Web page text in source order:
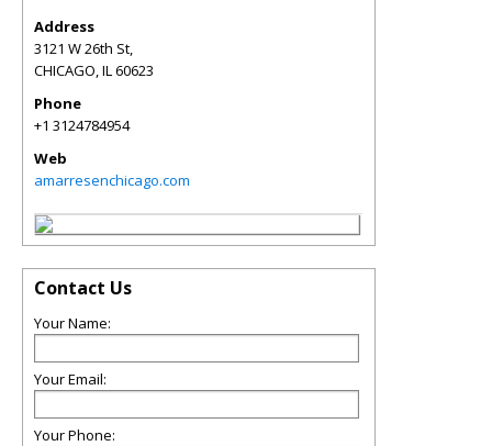
Address
3121 W 26th St,
CHICAGO IL 60623
Phone
+1 3124784954
Web
amarresenchicago.com
Contact Us
Your Name:
Your Email:
Your Phone: